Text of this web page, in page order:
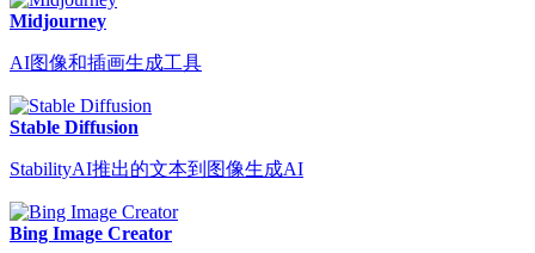
Midjourney
AI图像和插画生成工具
Stable Diffusion
StabilityAI推出的文本到图像生成AI
Bing Image Creator